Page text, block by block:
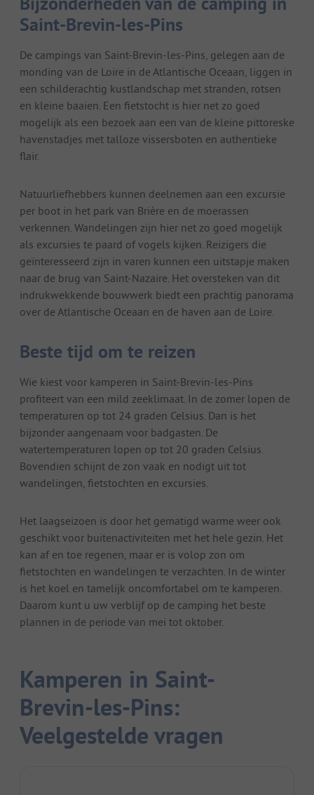
Saint-Brevin-les-Pins
De campings van Saint-Brevin-les-Pins, gelegen aan de
monding van de Loire in de Atlantische Oceaan, liggen in
een schilderachtig kustlandschap met stranden, rotsen
en kleine baaien. Een fietstocht is hier net zo goed
mogelijk als een bezoek aan een van de kleine pittoreske
havenstadjes met talloze vissersboten en authentieke
flair.
Natuurliefhebbers kunnen deelnemen aan een excursie
per boot in het park van Brière en de moerassen
verkennen. Wandelingen zijn hier net zo goed mogelijk
als excursies te paard of vogels kijken. Reizigers die
geïnteresseerd zijn in varen kunnen een uitstapje maken
naar de brug van Saint-Nazaire. Het oversteken van dit
indrukwekkende bouwwerk biedt een prachtig panorama
over de Atlantische Oceaan en de haven aan de Loire.
Beste tijd om te reizen
Wie kiest voor kamperen in Saint-Brevin-les-Pins
profiteert van een mild zeeklimaat. In de zomer lopen de
temperaturen op tot 24 graden Celsius. Dan is het
bijzonder aangenaam voor badgasten. De
watertemperaturen lopen op tot 20 graden Celsius.
Bovendien schijnt de zon vaak en nodigt uit tot
wandelingen, fietstochten en excursies.
Het laagseizoen is door het gematigd warme weer ook
geschikt voor buitenactiviteiten met het hele gezin. Het
kan af en toe regenen, maar er is volop zon om
fietstochten en wandelingen te verzachten. In de winter
is het koel en tamelijk oncomfortabel om te kamperen.
Daarom kunt u uw verblijf op de camping het beste
plannen in de periode van mei tot oktober.
Kamperen in Saint-
Brevin-les-Pins:
Veelgestelde vragen